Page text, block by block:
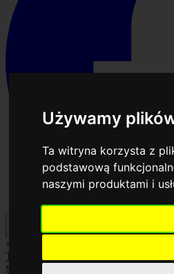
Używamy
Ta witryna korzysta z
podstawową
naszymi produktami i
×
Technologia
Smartfony